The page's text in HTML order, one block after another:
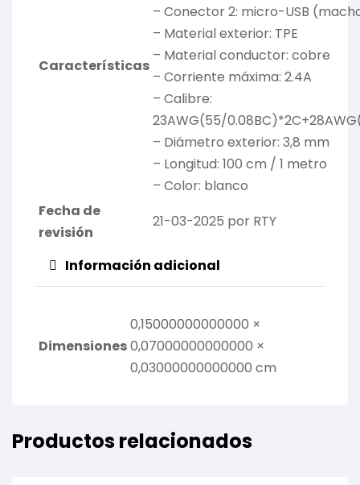
Características
– Conector 2: micro-USB
– Material exterior: TPE
– Material conductor: cobre
– Corriente máxima: 2.4A
– Calibre:
23AWG(55/
– Diámetro exterior: 3,8 mm
– Longitud: 100 cm / 1 metro
– Color: blanco
Fecha de
revisión
21-03-2025 por RTY
Información adicional
Dimensiones
0,15000000000000 ×
0,07000000000000 ×
0,03000000000000 cm
Productos relacionados